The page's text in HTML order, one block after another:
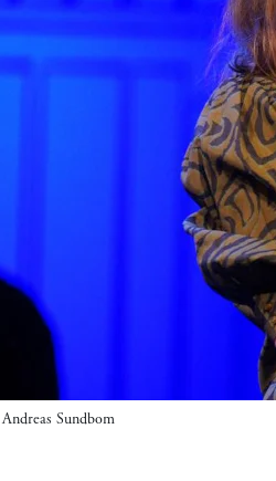
Andreas Sundbom